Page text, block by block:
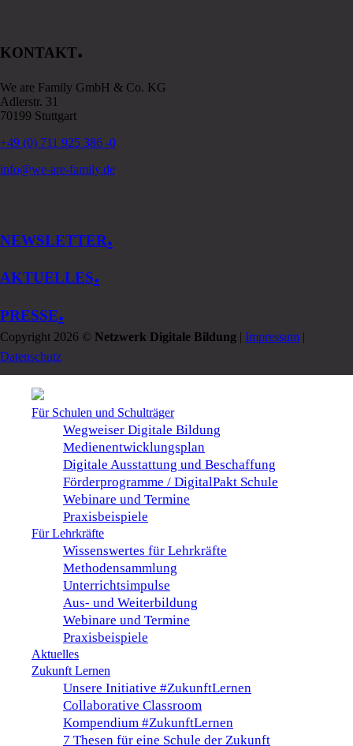
KONTAKT.
We are Family GmbH & Co. KG
Adlerstr. 31
70199 Stuttgart
+49 (0) 711 925 386 -0
info@we-are-family.de
NEWSLETTER.
AKTUELLES.
PRESSE.
Copyright 2026 © Netzwerk Digitale Bildung | Impressum |
Datenschutz
Für Schulen und Schulträger
Wegweiser Digitale Bildung
Medienentwicklungsplan
Digitale Ausstattung und Beschaffung
Förderprogramme / DigitalPakt Schule
Webinare und Termine
Praxisbeispiele
Für Lehrkräfte
Wissenswertes für Lehrkräfte
Methodensammlung
Unterrichtsimpulse
Aus- und Weiterbildung
Webinare und Termine
Praxisbeispiele
Aktuelles
Zukunft Lernen
Unsere Initiative #ZukunftLernen
Collaborative Classroom
Kompendium #ZukunftLernen
7 Thesen für eine Schule der Zukunft